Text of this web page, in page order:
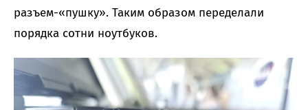
разъем-«пушку». Таким образом переделали
порядка сотни ноутбуков.